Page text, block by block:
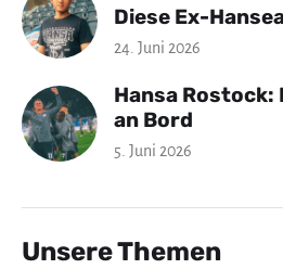
Diese Ex-
24. Juni 2026
Hansa Rostock:
an Bord
5. Juni 2026
Unsere Themen